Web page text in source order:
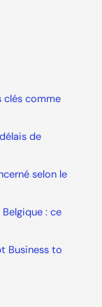
clés comme
de
selon le
: ce
Business to